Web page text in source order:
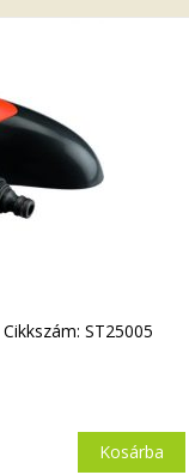
Cikkszám: ST25005
Kosárba